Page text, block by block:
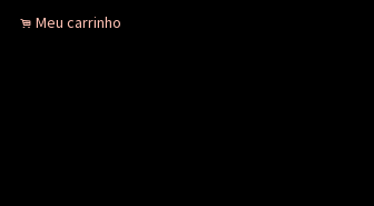
. Meu carrinho